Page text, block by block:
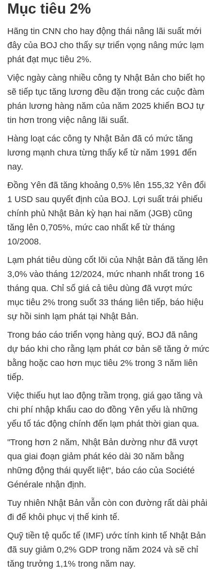
Mục tiêu 2%
Hãng tin CNN cho hay động thái nâng lãi suất mới
đây của BOJ cho thấy sự triển vọng nâng mức lạm
phát đạt mục tiêu 2%.
Việc ngày càng nhiều công ty Nhật Bản cho biết họ
sẽ tiếp tục tăng lương đều đặn trong các cuộc đàm
phán lương hàng năm của năm 2025 khiến BOJ tự
tin hơn trong việc nâng lãi suất.
Hàng loạt các công ty Nhật Bản đã có mức tăng
lương mạnh chưa từng thấy kể từ năm 1991 đến
nay.
Đồng Yên đã tăng khoảng 0,5% lên 155,32 Yên đổi
1 USD sau quyết định của BOJ. Lợi suất trái phiếu
chính phủ Nhật Bản kỳ hạn hai năm (JGB) cũng
tăng lên 0,705%, mức cao nhất kể từ tháng
10/2008.
Lạm phát tiêu dùng cốt lõi của Nhật Bản đã tăng lên
3,0% vào tháng 12/2024, mức nhanh nhất trong 16
tháng qua. Chỉ số giá cả tiêu dùng đã vượt mức
mục tiêu 2% trong suốt 33 tháng liên tiếp, báo hiệu
sự hồi sinh lạm phát tại Nhật Bản.
Trong báo cáo triển vọng hàng quý, BOJ đã nâng
dự báo khi cho rằng lạm phát cơ bản sẽ tăng ở mức
bằng hoặc cao hơn mục tiêu 2% trong 3 năm liên
tiếp.
Việc thiếu hụt lao động trầm trọng, giá gạo tăng và
chi phí nhập khẩu cao do đồng Yên yếu là những
yếu tố tác động chính đến lạm phát thời gian qua.
"Trong hơn 2 năm, Nhật Bản dường như đã vượt
qua giai đoạn giảm phát kéo dài 30 năm bằng
những động thái quyết liệt", báo cáo của Société
Générale nhận định.
Tuy nhiên Nhật Bản vẫn còn con đường rất dài phải
đi để khôi phục vị thế kinh tế.
Quỹ tiền tệ quốc tế (IMF) ước tính kinh tế Nhật Bản
đã suy giảm 0,2% GDP trong năm 2024 và sẽ chỉ
tăng trưởng 1,1% trong năm nay.